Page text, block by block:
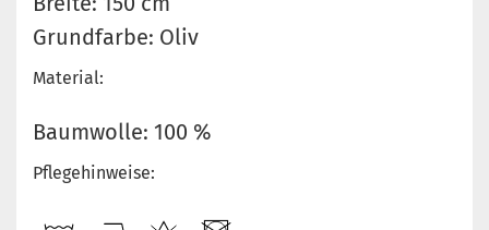
Grundfarbe: Oliv
Material:
Baumwolle: 100 %
Pflegehinweise: